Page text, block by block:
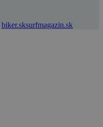
biker.sksurfmagazin.sk